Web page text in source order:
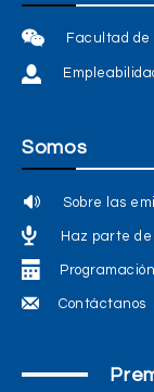
Facultad de
Somos
Sobre las
Haz parte
Programación
Contáctanos